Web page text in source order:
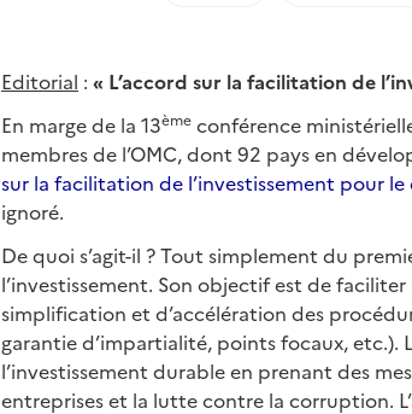
Editorial : « L’accord sur la facilitation de
En marge de la 13ème conférence
membres de l’OMC, dont 92 pays en
sur la facilitation de l’investissement pour
ignoré.
De quoi s’agit-il ? Tout simplement du
l’investissement. Son objectif est de
simplification et d’accélération des
garantie d’impartialité, points focaux, etc.).
l’investissement durable en prenant des
entreprises et la lutte contre la corruption.